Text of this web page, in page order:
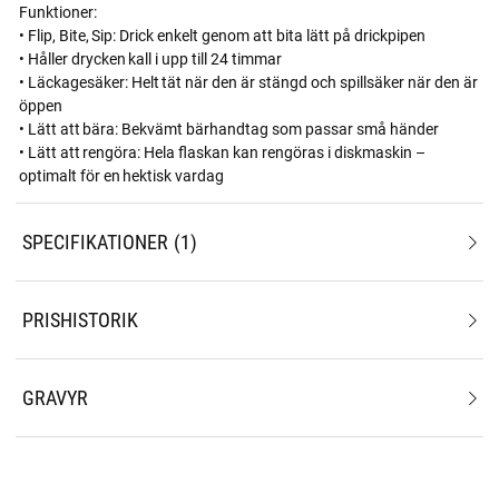
Funktioner:
• Flip, Bite, Sip: Drick enkelt genom att bita lätt på drickpipen
• Håller drycken kall i upp till 24 timmar
• Läckagesäker: Helt tät när den är stängd och spillsäker när den är
öppen
• Lätt att bära: Bekvämt bärhandtag som passar små händer
• Lätt att rengöra: Hela flaskan kan rengöras i diskmaskin –
optimalt för en hektisk vardag
SPECIFIKATIONER 1
PRISHISTORIK
GRAVYR